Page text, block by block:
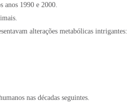
anos 1990 e 2000.
alterações metabólicas intrigantes:
nas décadas seguintes.